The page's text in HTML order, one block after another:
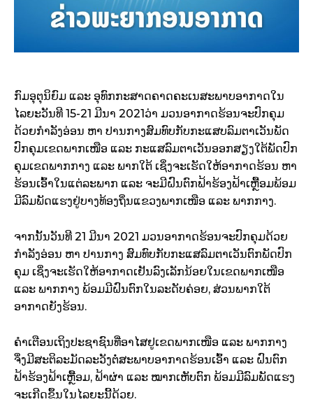
ກົມອຸຕຸນິຍົມ ແລະ ອຸທົກກະສາດຄາດຄະເນສະພາບອາກາດໃນ
ໄລຍະວັນທີ 15-21 ມີນາ 2021ວ່າ ມວນອາກາດຮ້ອນຈະປົກຄຸມ
ດ້ວຍກຳລັງອ່ອນ ຫາ ປານກາງສົມທົບກັບກະແສບລົມຕາເວັນພັດ
ປົກຄຸມເຂດພາກເໜືອ ແລະ ກະແສລົມຕາເວັນອອກສຽງໃຕ້ພັດປົກ
ຄຸມເຂດພາກກາງ ແລະ ພາກໃຕ້ ເຊິ່ງຈະເຮັດໃຫ້ອາກາດຮ້ອນ ຫາ
ຮ້ອນເອົ້າໃນແຕ່ລະພາກ ແລະ ຈະມີຝົນຕົກຟ້າຮ້ອງຟ້າເຫຼື້ອມພ້ອມ
ມີລົມພັດແຮງຢູ່ບາງທ້ອງຖິ່ນແຂວງພາກເໜືອ ແລະ ພາກກາງ.
ຈາກນັ້ນວັນທີ 21 ມີນາ 2021 ມວນອາກາດຮ້ອນຈະປົກຄຸມດ້ວຍ
ກຳລັງອ່ອນ ຫາ ປານກາງ ສົມທົບກັບກະແສລົມຕາເວັນຕົກພັດປົກ
ຄຸມ ເຊິ່ງຈະເຮັດໃຫ້ອາກາດເຢັນລົງເລັກນ້ອຍໃນເຂດພາກເໜືອ
ແລະ ພາກກາງ ພ້ອມມີຝົນຕົກໃນລະດັບຄ່ອຍ,​ ສ່ວນພາກໃຕ້
ອາກາດຍັງຮ້ອນ.
ຄຳເຕືອນເຖິງປະຊາຊົນທີ່ອາໄສຢູເຂດພາກເໜືອ ແລະ ພາກກາງ
ຈຶ່ງມີສະຕິລະມັດລະວັງຕໍ່ສະພາບອາກາດຮ້ອນເອົ້າ ແລະ ຝົນຕົກ
ຟ້າຮ້ອງຟ້າເຫຼື້ອມ, ຟ້າຜ່າ ແລະ ໝາກເຫັບຕົກ ພ້ອມມີລົມພັດແຮງ
ຈະເກີດຂຶ້ນໃນໄລຍະນີ້ດ້ວຍ.